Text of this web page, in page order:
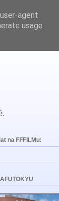
na FFFILMu:
agent
usage